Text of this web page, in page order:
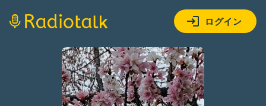
ログイン